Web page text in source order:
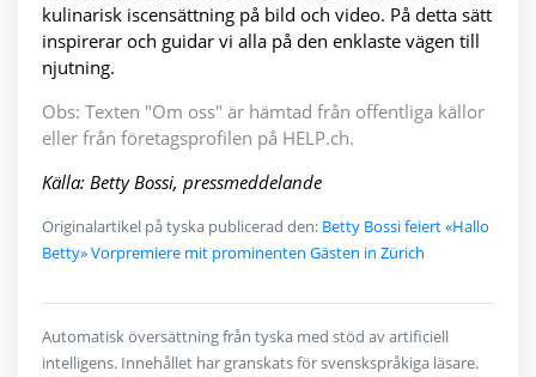
kulinarisk iscensättning på bild och video. På detta sätt
inspirerar och guidar vi alla på den enklaste vägen till
njutning.
Obs: Texten "Om oss" är hämtad från offentliga källor
eller från företagsprofilen på HELP.ch.
Källa: Betty Bossi, pressmeddelande
Originalartikel på tyska publicerad den: Betty Bossi feiert «Hallo
Betty» Vorpremiere mit prominenten Gästen in Zürich
Automatisk översättning från tyska med stöd av artificiell
intelligens. Innehållet har granskats för svenskspråkiga läsare.